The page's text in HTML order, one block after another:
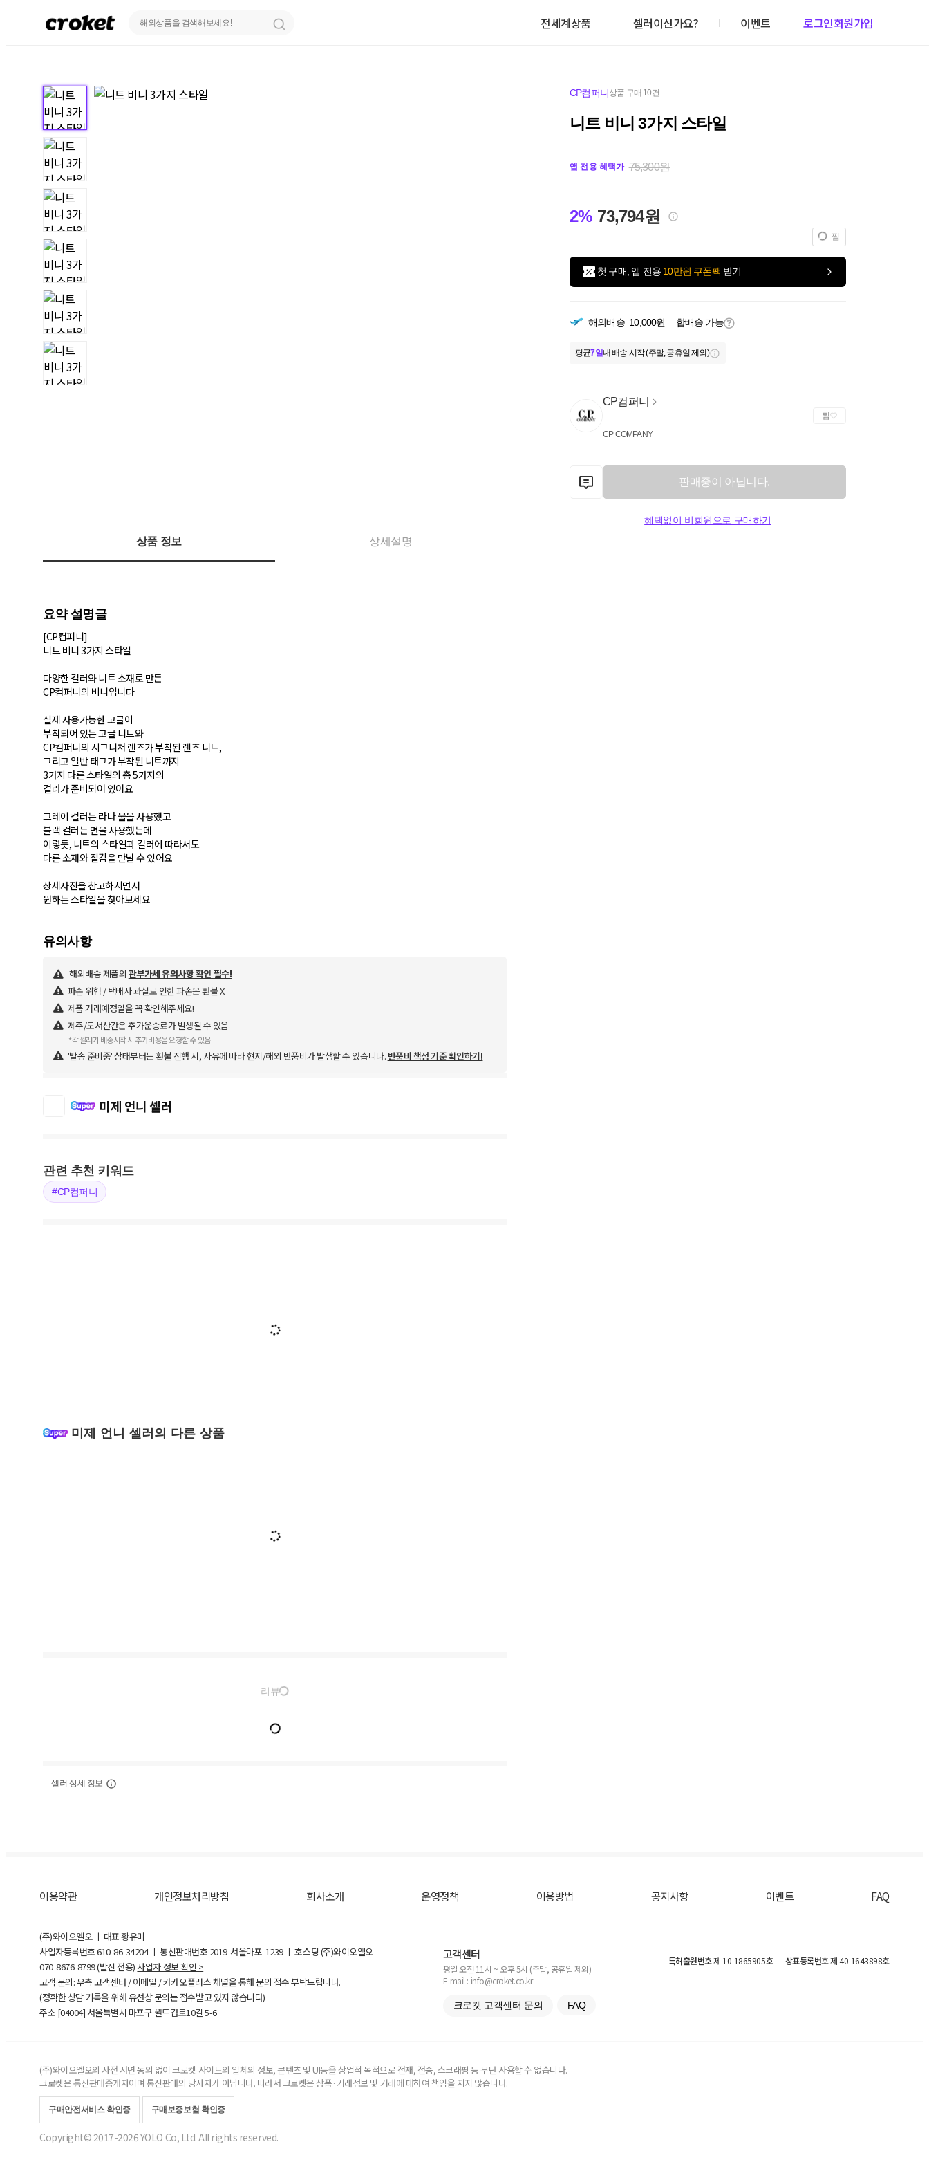
전세계상품 셀러이신가요? 이벤트 로그인회원가입
CP컴퍼니상품 구매 10건
니트 비니 3가지 스타일
앱 전용 혜택가 75,300원
2% 73,794원
찜
첫 구매, 앱 전용 10만원 쿠폰팩 받기
해외배송 10,000원 합배송 가능
평균7일내 배송 시작 (주말, 공휴일 제외)
CP컴퍼니
CP COMPANY
찜
판매중이 아닙니다.
혜택없이 비회원으로 구매하기
상품 정보 상세설명
요약 설명글
[CP컴퍼니]
니트 비니 3가지 스타일
다양한 컬러와 니트 소재로 만든
CP컴퍼니의 비니입니다
실제 사용가능한 고글이
부착되어 있는 고글 니트와
CP컴퍼니의 시그니처 렌즈가 부착된 렌즈 니트,
그리고 일반 태그가 부착된 니트까지
3가지 다른 스타일의 총 5가지의
컬러가 준비되어 있어요
그레이 컬러는 라나 울을 사용했고
블랙 컬러는 면을 사용했는데
이렇듯, 니트의 스타일과 컬러에 따라서도
다른 소재와 질감을 만날 수 있어요
상세사진을 참고하시면서
원하는 스타일을 찾아보세요
유의사항
해외배송 제품의 관부가세 유의사항 확인 필수!
파손 위험 / 택배사 과실로 인한 파손은 환불 X
제품 거래예정일을 꼭 확인해주세요!
제주/도서산간은 추가운송료가 발생될 수 있음
*각 셀러가 배송시작 시 추가비용을 요청할 수 있음
'발송 준비중' 상태부터는 환불 진행 시, 사유에 따라 현지/해외 반품비가 발생할 수 있습니다. 반품비 책정 기준 확인하기!
미제 언니 셀러
관련 추천 키워드
#CP컴퍼니
미제 언니 셀러의 다른 상품
리뷰
셀러 상세 정보
이용약관 개인정보처리방침 회사소개 운영정책 이용방법 공지사항 이벤트 FAQ
(주)와이오엘오 ㅣ 대표 황유미
사업자등록번호610-86-34204ㅣ 통신판매번호 2019-서울마포-1239 ㅣ 호스팅 (주)와이오엘오
070-8676-8799 (발신 전용) 사업자 정보 확인 >
고객 문의: 우측 고객센터 / 이메일 / 카카오플러스 채널을 통해 문의 접수 부탁드립니다.
(정확한 상담 기록을 위해 유선상 문의는 접수받고 있지 않습니다)
주소 [04004] 서울특별시 마포구 월드컵로10길5-6
고객센터
평일 오전 11시 ~ 오후 5시 (주말, 공휴일 제외)
E-mail : info@croket.co.kr
크로켓 고객센터 문의 FAQ
특허출원번호제 10-1865905호 상표등록번호제 40-1643898호
(주)와이오엘오의 사전 서면 동의 없이 크로켓 사이트의 일체의 정보, 콘텐츠 및 UI등을 상업적 목적으로 전재, 전송, 스크래핑 등 무단 사용할 수 없습니다.
크로켓은 통신판매중개자이며 통신판매의 당사자가 아닙니다. 따라서 크로켓은 상품·거래정보 및 거래에 대하여 책임을 지지 않습니다.
구매안전서비스 확인증 구매보증보험 확인증
Copyright© 2017-2026 YOLO Co, Ltd. All rights reserved.